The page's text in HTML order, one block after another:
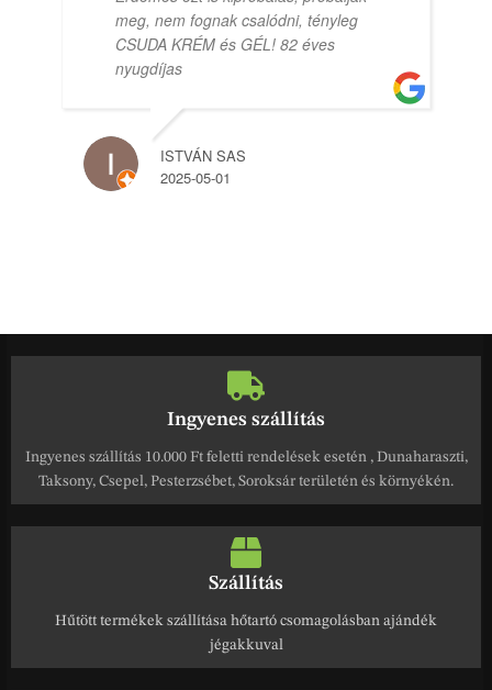
meg, nem fognak csalódni, tényleg
CSUDA KRÉM és GÉL! 82 éves
nyugdíjas
ISTVÁN SAS
2025-05-01
Ingyenes szállítás
Ingyenes szállítás 10.000 Ft feletti rendelések esetén , Dunaharaszti,
Taksony, Csepel, Pesterzsébet, Soroksár területén és környékén.
Szállítás
Hűtött termékek szállítása hőtartó csomagolásban ajándék
jégakkuval